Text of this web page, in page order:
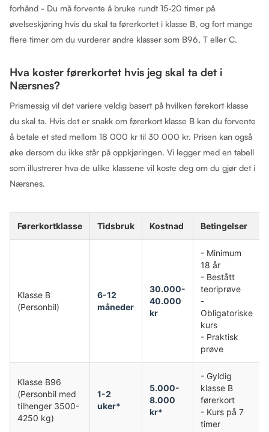
forhånd - Du må forvente å bruke rundt 15-20 timer på
øvelseskjøring hvis du skal ta førerkortet i klasse B, og fort mange
flere timer om du vurderer andre klasser som B96, T eller C.
Hva koster førerkortet hvis jeg skal ta det i
Nærsnes?
Prismessig vil det variere veldig basert på hvilken førekort klasse
du skal ta. Hvis det er snakk om førerkort klasse B kan du forvente
å betale et sted mellom 18 000 kr til 30 000 kr. Prisen kan også
øke dersom du ikke står på oppkjøringen. Vi legger med en tabell
som illustrerer hva de ulike klassene vil koste deg om du gjør det i
Nærsnes.
Førerkortklasse Tidsbruk Kostnad Betingelser
Klasse B
(Personbil)
6-12
måneder
30.000-
40.000
kr
- Minimum
18 år
- Bestått
teoriprøve
-
Obligatoriske
kurs
- Praktisk
prøve
Klasse B96
(Personbil med
tilhenger 3500-
4250 kg)
1-2
uker*
5.000-
8.000
kr*
- Gyldig
klasse B
førerkort
- Kurs på 7
timer